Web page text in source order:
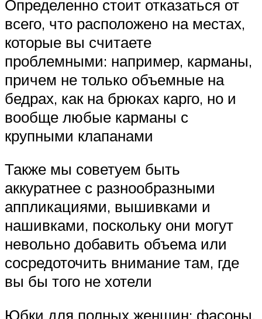
Определенно стоит отказаться от
всего, что расположено на местах,
которые вы считаете
проблемными: например, карманы,
причем не только объемные на
бедрах, как на брюках карго, но и
вообще любые карманы с
крупными клапанами
Также мы советуем быть
аккуратнее с разнообразными
аппликациями, вышивками и
нашивками, поскольку они могут
невольно добавить объема или
сосредоточить внимание там, где
вы бы того не хотели
Юбки для полных женщин: фасоны,